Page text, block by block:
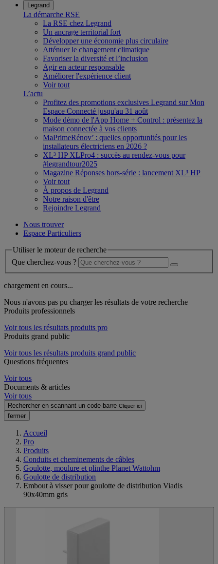
Legrand
La démarche RSE
La RSE chez Legrand
Un ancrage territorial fort
Développer une économie plus circulaire
Atténuer le changement climatique
Favoriser la diversité et l’inclusion
Agir en acteur responsable
Améliorer l'expérience client
Voir tout
L’actu
Profitez des promotions exclusives Legrand sur Mon
Espace Connecté jusqu'au 31 août
Mode démo de l'App Home + Control : présentez la
maison connectée à vos clients
MaPrimeRénov’ : quelles opportunités pour les
installateurs électriciens en 2026 ?
XL³ HP XLPro4 : succès au rendez-vous pour
#legrandtour2025
Magazine Réponses hors-série : lancement XL³ HP
Voir tout
À propos de Legrand
Notre raison d'être
Rejoindre Legrand
Nous trouver
Espace Particuliers
Utiliser le moteur de recherche
Que cherchez-vous ?
chargement en cours...
Nous n'avons pas pu charger les résultats de votre recherche
Produits professionnels
Voir tous les résultats produits pro
Produits grand public
Voir tous les résultats produits grand public
Questions fréquentes
Voir tous
Documents & articles
Voir tous
Rechercher en scannant un code-barre Cliquer ici
fermer
Accueil
Pro
Produits
Conduits et cheminements de câbles
Goulotte, moulure et plinthe Planet Wattohm
Goulotte de distribution
Embout à visser pour goulotte de distribution Viadis
90x40mm gris